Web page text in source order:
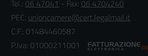
Tel.: 06 47041 - Fax: 06 4704240
PEC: unioncamere@cert.legalmail.it
C.F.: 01484460587
P.Iva: 01000211001